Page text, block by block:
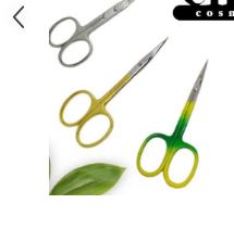
Gel fixare sprancene
Gel/tus sprancene
Mascara (rimel) sprancene
Vopsea sprancene
Ser sprancene